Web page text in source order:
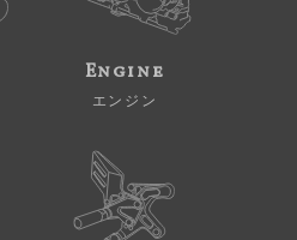
Engine
エンジン